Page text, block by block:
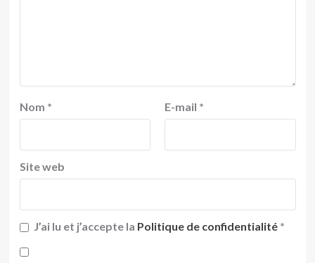
Nom * E-mail *
Site web
J’ai lu et j’accepte la Politique de confidentialité *